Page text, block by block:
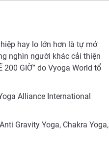
hay lo lớn hơn là tự mở
nghìn người khác cải thiện
200 GIỜ” do Vyoga World tổ
Alliance International
Gravity Yoga, Chakra Yoga,